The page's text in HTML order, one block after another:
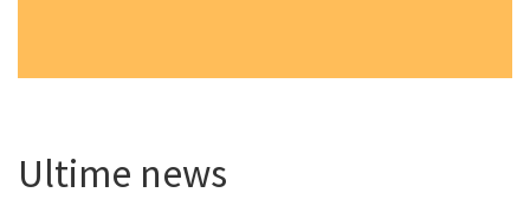
Ultime news